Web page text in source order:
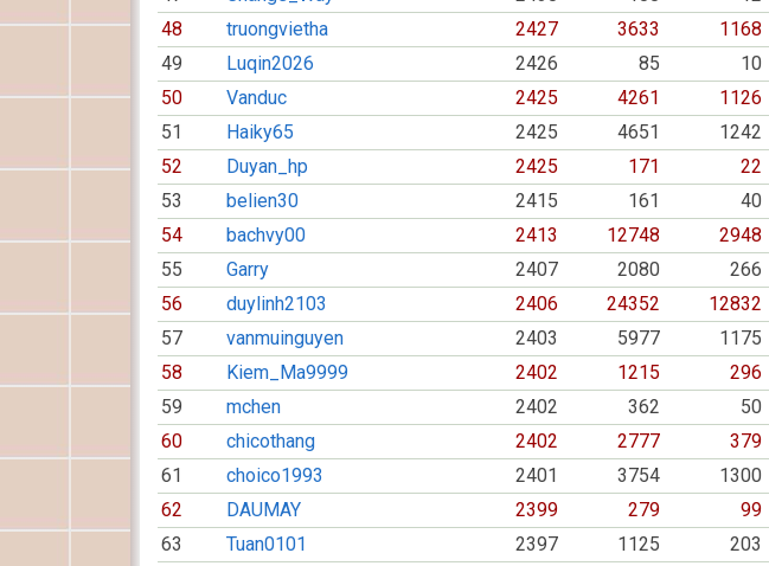
48
truongvietha 2427 3633 1168
49
Luqin2026 2426 85 10
50
Vanduc 2425 4261 1126
51
Haiky65 2425 4651 1242
52
Duyan_hp 2425 171 22
53
belien30 2415 161 40
54
bachvy00 2413 12748 2948
55
Garry 2407 2080 266
56
duylinh2103 2406 24352 12832
57
vanmuinguyen 2403 5977 1175
58
Kiem_Ma9999 2402 1215 296
59
mchen 2402 362 50
60
chicothang 2402 2777 379
61
choico1993 2401 3754 1300
62
DAUMAY 2399 279 99
63
Tuan0101 2397 1125 203